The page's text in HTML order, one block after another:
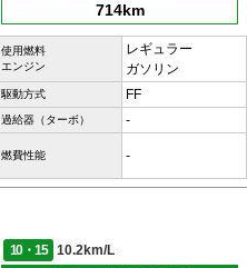
714km
使用燃料
エンジン
レギュラー
ガソリン
駆動方式 FF
過給器（ターボ） -
燃費性能 -
10・15
10.2km/L